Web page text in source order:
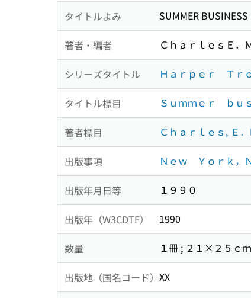
タイトルよみ SUMMER BUSINESS
著者・編者 ＣｈａｒｌｅｓＥ．
シリーズタイトル Ｈａｒｐｅｒ Ｔｒ
タイトル標目 Ｓｕｍｍｅｒ ｂｕ
著者標目 Ｃｈａｒｌｅｓ, Ｅ．
出版事項 Ｎｅｗ Ｙｏｒｋ，
出版年月日等 １９９０
出版年（W3CDTF） 1990
数量 １冊 ; ２１×２５ｃｍ
出版地（国名コード） XX